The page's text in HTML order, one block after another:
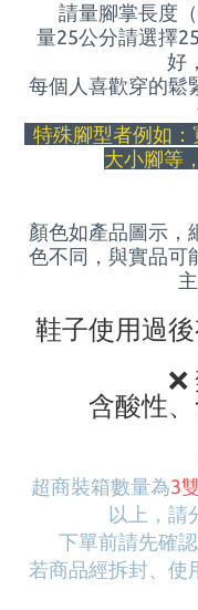
請量腳掌長度
量25公分請選擇
好，
每個人喜歡穿的鬆
特殊腳型者例如：
大小腳等
顏色如產品圖示，
色不同，與實品可
鞋子使用過後
含酸性
超商裝箱數量為3
以上，請
下單前請先確
若商品經拆封、使